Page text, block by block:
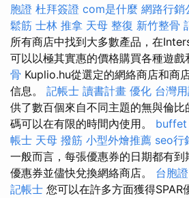
胞證 杜拜簽證 com是什麼 網路行銷
鬆筋 士林 推拿 天母 整復 新竹整骨
所有商店中找到大多數產品，在
可以以極其實惠的價格購買各種遊戲
骨 Kuplio.hu從選定的網絡商店和商
信息。 記帳士 讀書計畫 優化 台灣
供了數百個來自不同主題的無與倫
碼可以在有限的時間內使用。 buffet
帳士 天母 撥筋 小型外燴推薦 seo行
一般而言，每張優惠券的日期都有
優惠券並儘快兌換網絡商店。 台胞
記帳士 您可以在許多方面獲得SPAR